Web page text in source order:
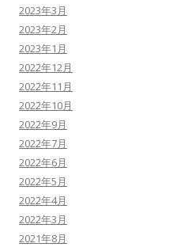
2023年3月
2023年2月
2023年1月
2022年12月
2022年11月
2022年10月
2022年9月
2022年7月
2022年6月
2022年5月
2022年4月
2022年3月
2021年8月